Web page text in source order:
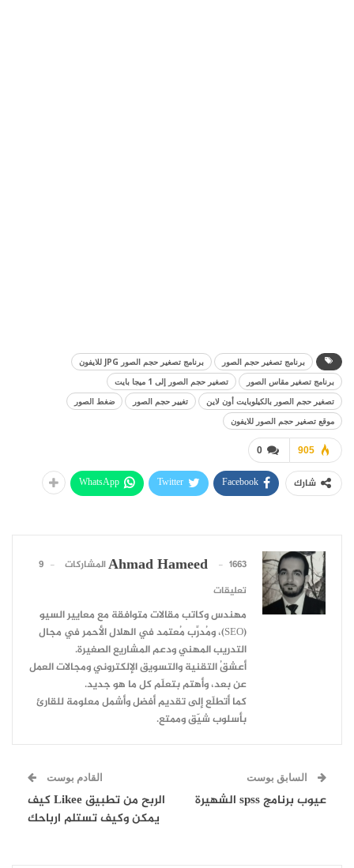
برنامج تصغير حجم الصور
برنامج تصغير حجم الصور JPG للايفون
برنامج تصغير مقاس الصور
تصغير حجم الصور إلى 1 ميجا بايت
تصغير حجم الصور بالكيلوبايت أون لاين
تغيير حجم الصور
ضغط الصور
موقع تصغير حجم الصور للايفون
0 905
شارك Facebook
Twitter
WhatsApp
Ahmad Hameed 1663 المشاركات
9
تعليقات
مهندس وكاتب مقالات متوافقة مع معايير السيو
(SEO)، ومُدرِّب مُعتمد في الهلال الأحمر في مجال
التدريب المهني ودعم المشاريع الصغيرة.
أعشقُ التقنية والتسويق الإلكتروني ومجالات العمل
عن بعد، وأهتم بتعلّم كل ما هو جديد.
كما أتطلّع إلى تقديم أفضل وأشمل معلومة للقارئ
بأسلوب شيّق وممتع.
السابق بوست
عيوب برنامج spss الشهيرة
القادم بوست
الربح من تطبيق Likee كيف
يمكن وكيف تستلم ارباحك